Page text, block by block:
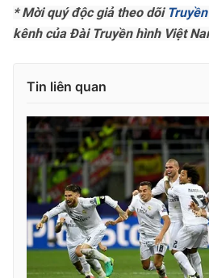
* Mời quý độc giả theo dõi
kênh của Đài Truyền hình Việt
Tin liên quan